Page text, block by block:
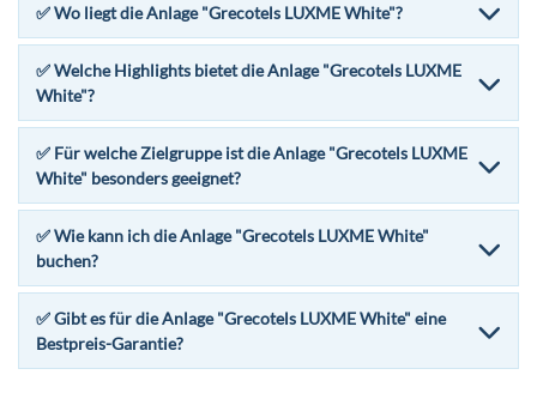
✅ Wo liegt die Anlage "Grecotels LUXME White"?
✅ Welche Highlights bietet die Anlage "Grecotels LUXME
White"?
✅ Für welche Zielgruppe ist die Anlage "Grecotels LUXME
White" besonders geeignet?
✅ Wie kann ich die Anlage "Grecotels LUXME White"
buchen?
✅ Gibt es für die Anlage "Grecotels LUXME White" eine
Bestpreis-Garantie?